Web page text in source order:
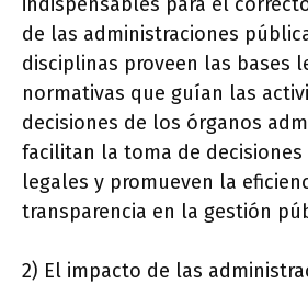
de las administraciones
disciplinas proveen las bases
normativas que guían las
decisiones de los órganos
facilitan la toma de decisiones
legales y promueven la
transparencia en la gestión
2) El impacto de las